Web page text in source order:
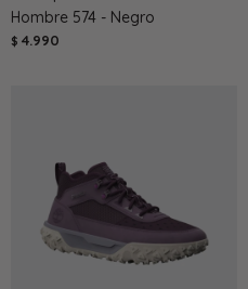
Hombre 574 - Negro
$ 4.990